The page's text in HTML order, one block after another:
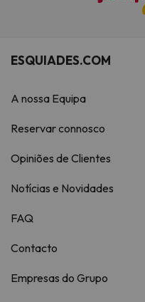
ESQUIADES.COM
A nossa Equipa
Reservar connosco
Opiniões de Clientes
Notícias e Novidades
FAQ
Contacto
Empresas do Grupo